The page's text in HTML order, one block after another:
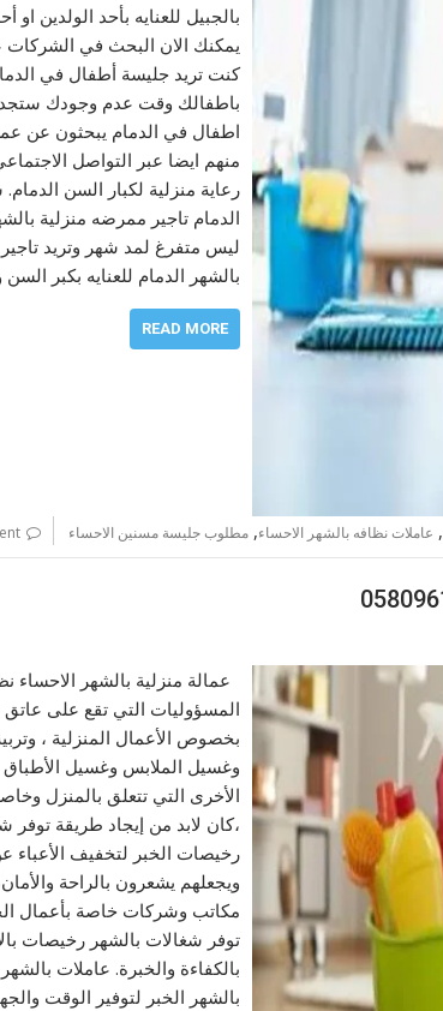
بالجبيل للعنايه بأحد الولدين او
يمكنك الان البحث في الشركات
كنت تريد جليسة أطفال في
باطفالك وقت عدم وجودك ستجد
اطفال في الدمام يبحثون عن
منهم ايضا عبر التواصل
رعاية منزلية لكبار السن
الدمام تاجير ممرضه منزلية
ليس متفرغ لمد شهر وتريد
بالشهر الدمام للعنايه بكبر
READ MORE
, عاملات نظافه بالشهر الاحساء, مطلوب جليسة مسنين الاحساء
عمالة منزلية بالشهر الاحساء
المسؤوليات التي تقع على
بخصوص الأعمال المنزلية ،
وغسيل الملابس وغسيل الأطباق
الأخرى التي تتعلق بالمنزل
،كان لابد من إيجاد طريقة توفر
رخيصات الخبر لتخفيف الأعباء
ويجعلهم يشعرون بالراحة
مكاتب وشركات خاصة بأعمال
توفر شغالات بالشهر رخيصات
بالكفاءة والخبرة. عاملات
بالشهر الخبر لتوفير الوقت